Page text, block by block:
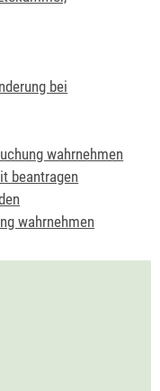
bei
wahrnehmen
beantragen
wahrnehmen